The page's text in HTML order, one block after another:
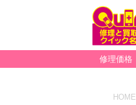
修理価格
HOME